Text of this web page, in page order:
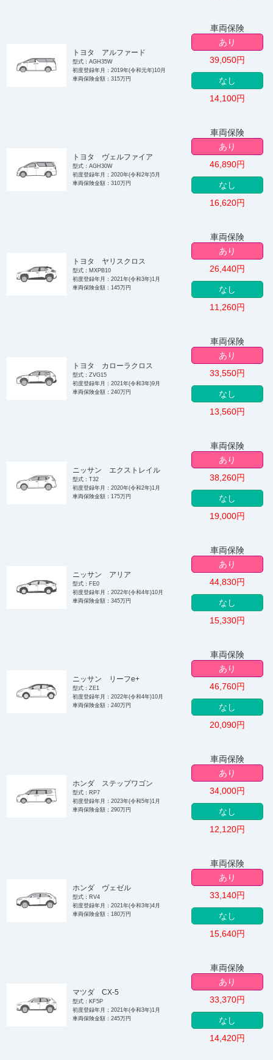
トヨタ アルファード
型式：AGH35W
初度登録年月：2019年(令和元年)10月
車両保険金額：315万円
車両保険
あり
39,050円
なし
14,100円
トヨタ ヴェルファイア
型式：AGH30W
初度登録年月：2020年(令和2年)5月
車両保険金額：310万円
車両保険
あり
46,890円
なし
16,620円
トヨタ ヤリスクロス
型式：MXPB10
初度登録年月：2021年(令和3年)1月
車両保険金額：145万円
車両保険
あり
26,440円
なし
11,260円
トヨタ カローラクロス
型式：ZVG15
初度登録年月：2021年(令和3年)9月
車両保険金額：240万円
車両保険
あり
33,550円
なし
13,560円
ニッサン エクストレイル
型式：T32
初度登録年月：2020年(令和2年)1月
車両保険金額：175万円
車両保険
あり
38,260円
なし
19,000円
ニッサン アリア
型式：FE0
初度登録年月：2022年(令和4年)10月
車両保険金額：345万円
車両保険
あり
44,830円
なし
15,330円
ニッサン リーフe+
型式：ZE1
初度登録年月：2022年(令和4年)10月
車両保険金額：240万円
車両保険
あり
46,760円
なし
20,090円
ホンダ ステップワゴン
型式：RP7
初度登録年月：2023年(令和5年)1月
車両保険金額：290万円
車両保険
あり
34,000円
なし
12,120円
ホンダ ヴェゼル
型式：RV4
初度登録年月：2021年(令和3年)4月
車両保険金額：180万円
車両保険
あり
33,140円
なし
15,640円
マツダ CX-5
型式：KF5P
初度登録年月：2021年(令和3年)1月
車両保険金額：245万円
車両保険
あり
33,370円
なし
14,420円